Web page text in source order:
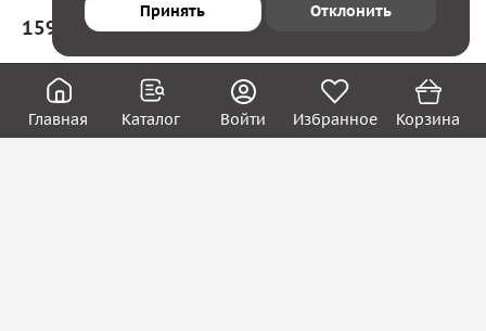
Главная Каталог Избранное
Войти Корзина
159 ₽
Юридическим лицам
Акции
Вакансии
Контакты
Принять Отклонить